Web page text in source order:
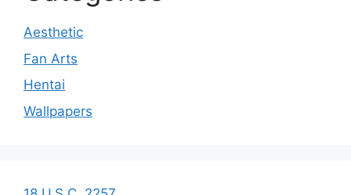
Aesthetic
Fan Arts
Hentai
Wallpapers